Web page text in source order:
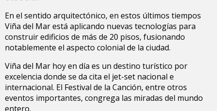
En el sentido arquitectónico, en estos últimos tiempos
Viña del Mar está aplicando nuevas tecnologías para
construir edificios de más de 20 pisos, fusionando
notablemente el aspecto colonial de la ciudad.
Viña del Mar hoy en día es un destino turístico por
excelencia donde se da cita el jet-set nacional e
internacional. El Festival de la Canción, entre otros
eventos importantes, congrega las miradas del mundo
entero.